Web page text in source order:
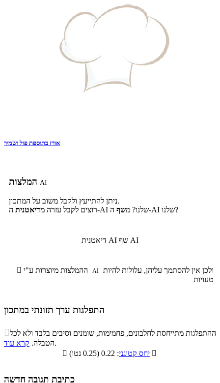
אורז בתוספת פול ושמיר
AI
ניתן להתייעץ ולקבל משוב על המתכון.
רוצים לקבל עזרה מדיאטנית ה-AI שלנו? משף ה-AI שלנו?
דיאטנית AI שף AI
 AI
טעויות
התפלגות ערך תזונתי במתכון
התפלגות ערך תזונתי במתכון
סיבים
תזונתיים
שומנים חלבונים
63.1%
ההתפלגות מתייחסת לחלבונים, פחמימות, שומנים וסיבים בלבד ולא לכל
הטבלה. קרא עוד
.

יחס קטוגני 
כתיבת תגובה חדשה